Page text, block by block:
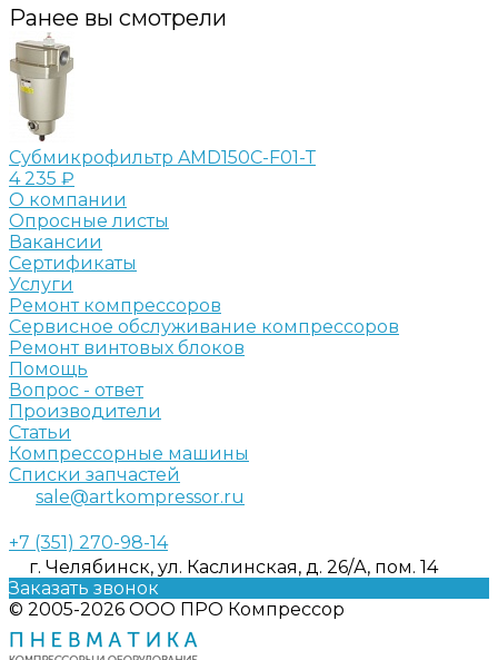
Ранее вы смотрели
Субмикрофильтр AMD150C-F01-Т
4 235 ₽
О компании
Опросные листы
Вакансии
Сертификаты
Услуги
Ремонт компрессоров
Сервисное обслуживание компрессоров
Ремонт винтовых блоков
Помощь
Вопрос - ответ
Производители
Статьи
Компрессорные машины
Списки запчастей
sale@artkompressor.ru
+7 (351) 270-98-14
г. Челябинск, ул. Каслинская, д. 26/А, пом. 14
Заказать звонок
© 2005-2026 ООО ПРО Компрессор